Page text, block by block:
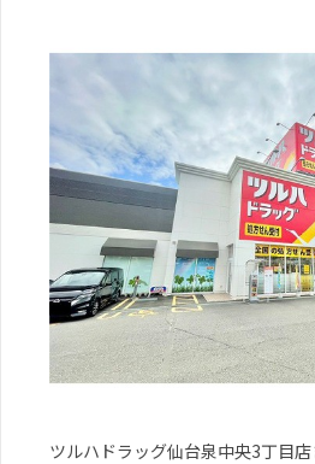
ツルハドラッグ仙台泉中央3丁目